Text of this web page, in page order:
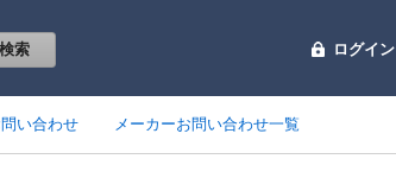
ログイン
い合わせ メーカーお問い合わせ一覧